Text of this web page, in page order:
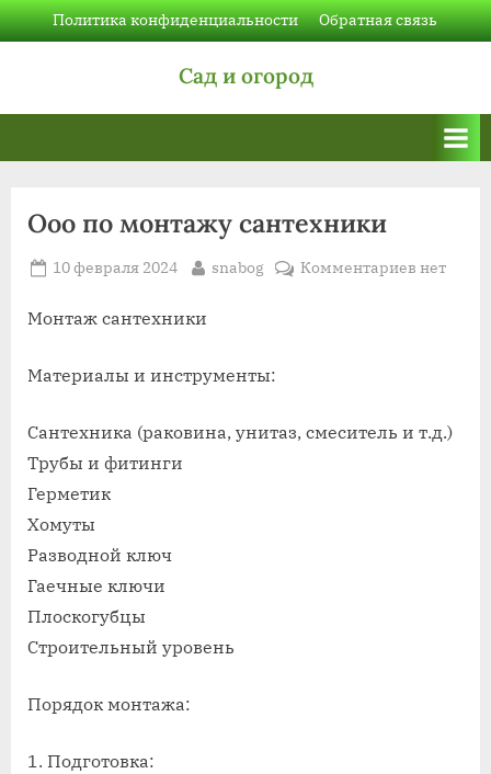
Skip
to
Политика конфиденциальности Обратная связь
Сад и огород
Ооо по монтажу сантехники
Posted
10 февраля 2024 By
snabog Комментариевкнет
Монтаж сантехники
Материалы и инструменты:
Сантехника (раковина, унитаз, смеситель и т.д.)
Трубы и фитинги
Герметик
Хомуты
Разводной ключ
Гаечные ключи
Плоскогубцы
Строительный уровень
Порядок монтажа:
1. Подготовка: